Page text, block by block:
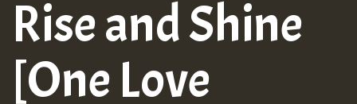
Rise and Shine
[One Love